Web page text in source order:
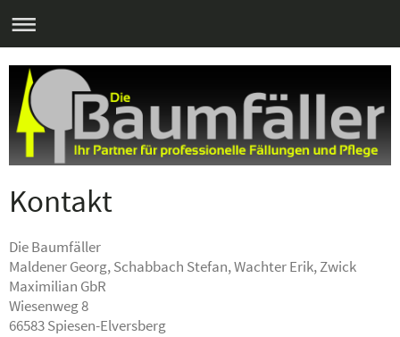
Kontakt
Die Baumfäller
Maldener Georg, Schabbach Stefan, Wachter Erik, Zwick
Maximilian GbR
Wiesenweg 8
66583 Spiesen-Elversberg